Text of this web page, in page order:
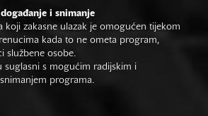
i snimanje
koji zakasne ulazak je omogućen tijekom
kada to ne ometa program,
službene osobe.
suglasni s mogućim radijskim i
programa.